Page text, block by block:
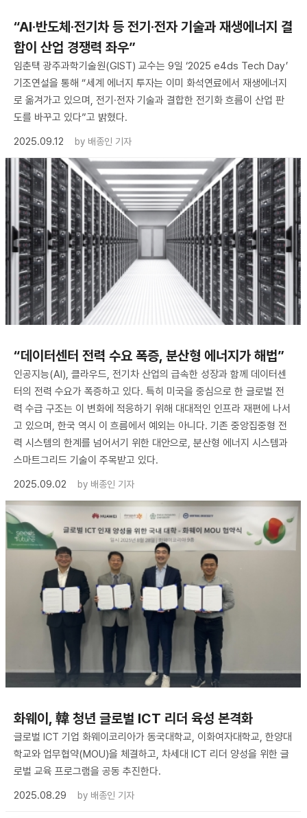
“AI·반도체·전기차 등 전기·전자 기술과 재생에너지 결
합이 산업 경쟁력 좌우”
임춘택 광주과학기술원(GIST) 교수는 9일 ‘2025 e4ds Tech Day’
기조연설을 통해 “세계 에너지 투자는 이미 화석연료에서 재생에너지
로 옮겨가고 있으며, 전기·전자 기술과 결합한 전기화 흐름이 산업 판
도를 바꾸고 있다”고 밝혔다.
2025.09.12
by 배종인 기자
“데이터센터 전력 수요 폭증, 분산형 에너지가 해법”
인공지능(AI), 클라우드, 전기차 산업의 급속한 성장과 함께 데이터센
터의 전력 수요가 폭증하고 있다. 특히 미국을 중심으로 한 글로벌 전
력 수급 구조는 이 변화에 적응하기 위해 대대적인 인프라 재편에 나서
고 있으며, 한국 역시 이 흐름에서 예외는 아니다. 기존 중앙집중형 전
력 시스템의 한계를 넘어서기 위한 대안으로, 분산형 에너지 시스템과
스마트그리드 기술이 주목받고 있다.
2025.09.02
by 배종인 기자
화웨이, 韓 청년 글로벌 ICT 리더 육성 본격화
글로벌 ICT 기업 화웨이코리아가 동국대학교, 이화여자대학교, 한양대
학교와 업무협약(MOU)을 체결하고, 차세대 ICT 리더 양성을 위한 글
로벌 교육 프로그램을 공동 추진한다.
2025.08.29
by 배종인 기자